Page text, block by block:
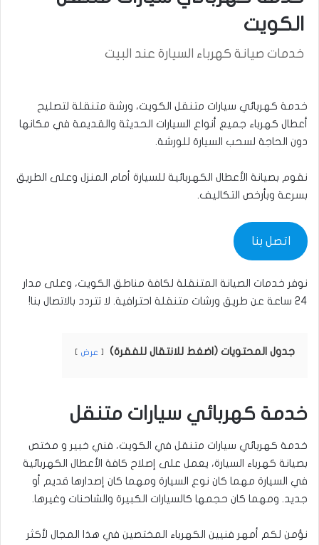
الكويت
خدمات صيانة كهرباء السيارة عند البيت
خدمة كهربائي سيارات متنقل الكويت، ورشة متنقلة لتصليح
أعطال كهرباء جميع أنواع السيارات الحديثة والقديمة في مكانها
دون الحاجة لسحب السيارة للورشة.
نقوم بصيانة الأعطال الكهربائية للسيارة أمام المنزل وعلى الطريق
بسرعة وبأرخص التكاليف.
اتصل بنا
نوفر خدمات الصيانة المتنقلة لكافة مناطق الكويت، وعلى مدار
24 ساعة عن طريق ورشات متنقلة احترافية. لا تتردد بالاتصال بنا!
جدول المحتويات (اضغط للانتقال للفقرة) عرض
خدمة كهربائي سيارات متنقل
خدمة كهربائي سيارات متنقل في الكويت، فني خبير و مختص
بصيانة كهرباء السيارة، يعمل على إصلاح كافة الأعطال الكهربائية
في السيارة مهما كان نوع السيارة ومهما كان إصدارها قديم أو
جديد. ومهما كان حجمها كالسيارات الكبيرة والشاحنات وغيرها.
نؤمن لكم أمهر فنيين الكهرباء المختصين في هذا المجال لأكثر